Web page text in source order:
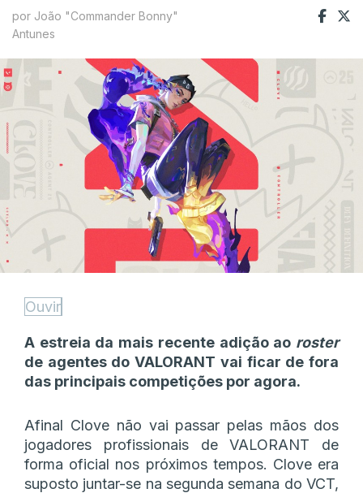
por João "Commander Bonny"
Antunes
Ouvir
A estreia da mais recente adição ao roster
de agentes do VALORANT vai ficar de fora
das principais competições por agora.
Afinal Clove não vai passar pelas mãos dos
jogadores profissionais de VALORANT de
forma oficial nos próximos tempos. Clove era
suposto juntar-se na segunda semana do VCT,